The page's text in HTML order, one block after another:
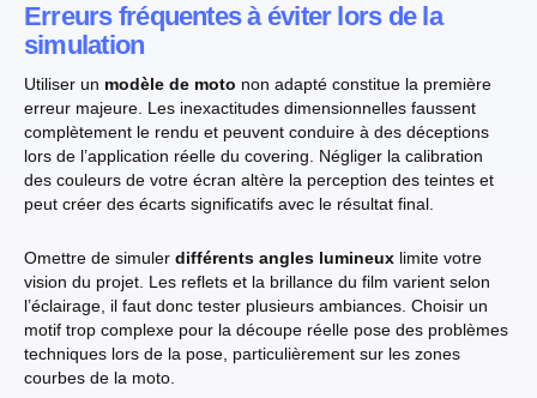
Erreurs fréquentes à éviter lors de la
simulation
Utiliser un modèle de moto non adapté constitue la première
erreur majeure. Les inexactitudes dimensionnelles faussent
complètement le rendu et peuvent conduire à des déceptions
lors de l’application réelle du covering. Négliger la calibration
des couleurs de votre écran altère la perception des teintes et
peut créer des écarts significatifs avec le résultat final.
Omettre de simuler différents angles lumineux limite votre
vision du projet. Les reflets et la brillance du film varient selon
l’éclairage, il faut donc tester plusieurs ambiances. Choisir un
motif trop complexe pour la découpe réelle pose des problèmes
techniques lors de la pose, particulièrement sur les zones
courbes de la moto.